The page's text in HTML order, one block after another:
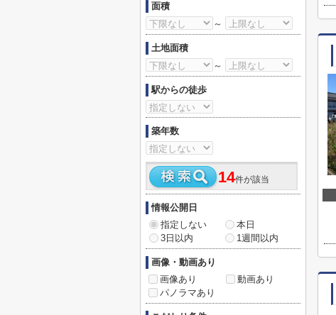
面積
～
土地面積
～
駅からの徒歩
築年数
14件が該当
情報公開日
指定しない
本日
3日以内
1週間以内
画像・動画あり
画像あり
動画あり
パノラマあり